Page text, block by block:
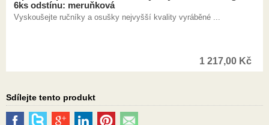
6ks odstínu: meruňková
Vyskoušejte ručníky a osušky nejvyšší kvality vyráběné ...
1 217,00 Kč
Sdílejte tento produkt